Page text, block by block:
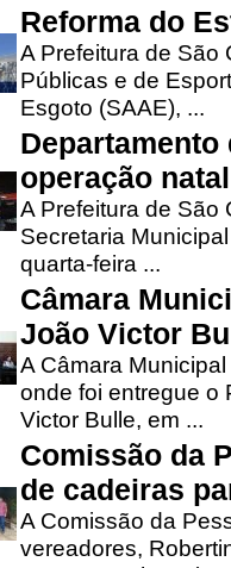
Reforma do
A Prefeitura de São
Públicas e de
Esgoto (SAAE), ...
operação
A Prefeitura de São
Secretaria
quarta-feira ...
Câmara
João Victor
A Câmara
onde foi entregue o
Victor Bulle, em ...
Comissão da
de cadeiras
A Comissão da
vereadores,